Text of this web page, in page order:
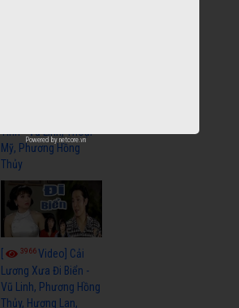
Tình - Vũ Linh, Thoại
Mỹ, Phương Hồng
Thủy
3966Video] Cải
Lương Xưa Đi Biển -
Vũ Linh, Phương Hồng
Thủy, Hương Lan,
Powered by netcore.vn